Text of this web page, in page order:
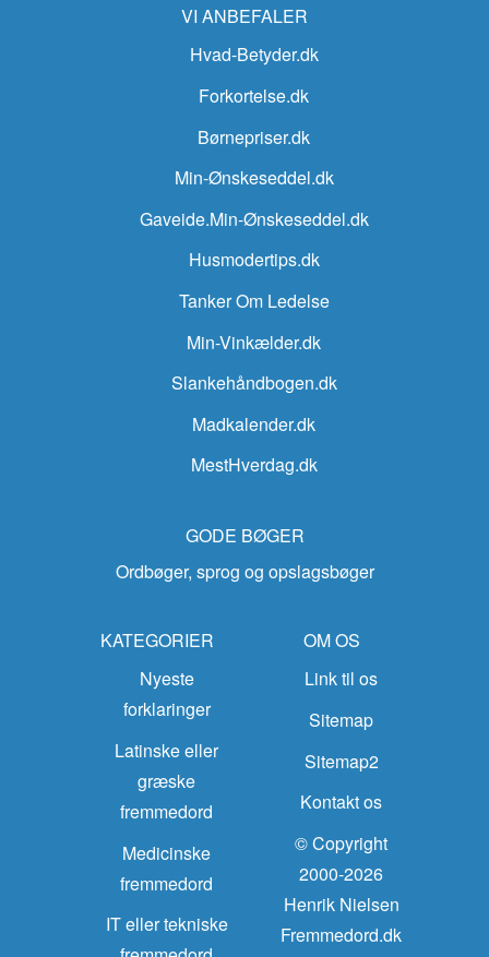
VI ANBEFALER
Hvad-Betyder.dk
Forkortelse.dk
Børnepriser.dk
Min-Ønskeseddel.dk
Gaveide.Min-Ønskeseddel.dk
Husmodertips.dk
Tanker Om Ledelse
Min-Vinkælder.dk
Slankehåndbogen.dk
Madkalender.dk
MestHverdag.dk
GODE BØGER
Ordbøger, sprog og opslagsbøger
KATEGORIER
Nyeste
forklaringer
Latinske eller
græske
fremmedord
Medicinske
fremmedord
IT eller tekniske
OM OS
Link til os
Sitemap
Sitemap2
Kontakt os
© Copyright
2000-2026
Henrik Nielsen
Fremmedord.dk